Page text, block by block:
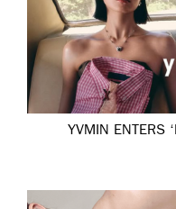
YVMIN ENTERS